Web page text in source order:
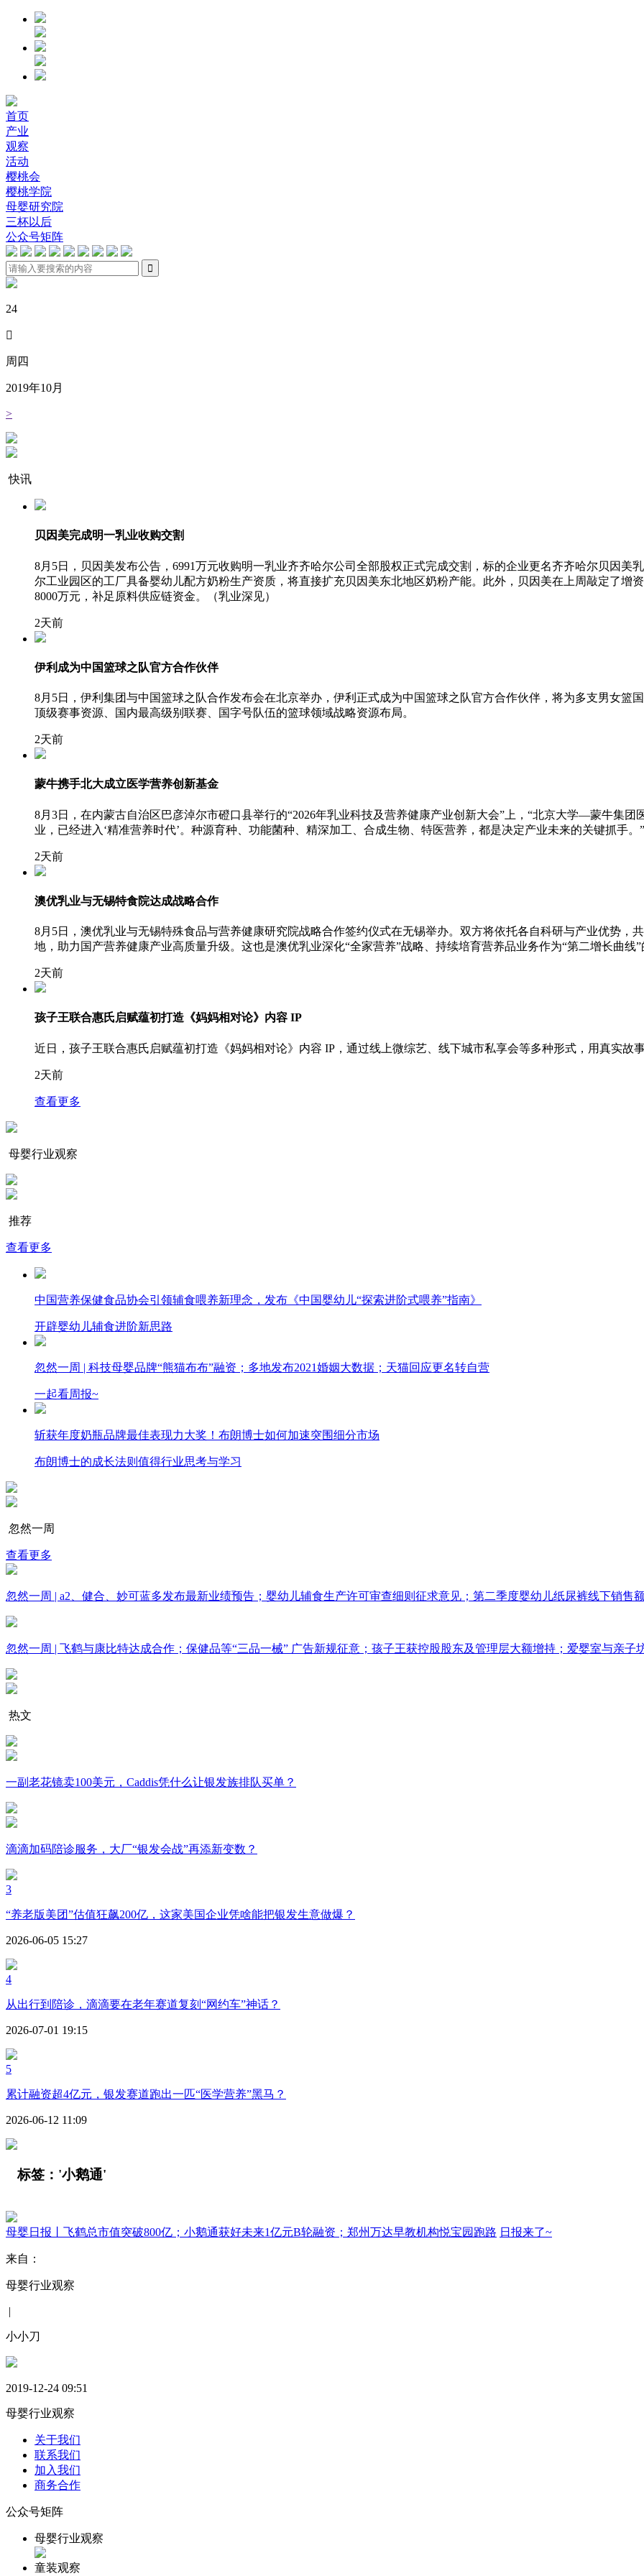
首页
产业
观察
活动
樱桃会
樱桃学院
母婴研究院
三杯以后
公众号矩阵

24

周四
2019年10月
>
快讯
贝因美完成明一乳业收购交割
8月5日，贝因美发布公告，6991万元收购明一乳业齐齐哈尔公司全部股权正式完成交割，标的企业更名齐齐哈尔贝因美
尔工业园区的工厂具备婴幼儿配方奶粉生产资质，将直接扩充贝因美东北地区奶粉产能。此外，贝因美在上周敲定了增
8000万元，补足原料供应链资金。（乳业深见）
2天前
伊利成为中国篮球之队官方合作伙伴
8月5日，伊利集团与中国篮球之队合作发布会在北京举办，伊利正式成为中国篮球之队官方合作伙伴，将为多支男女篮
顶级赛事资源、国内最高级别联赛、国字号队伍的篮球领域战略资源布局。
2天前
蒙牛携手北大成立医学营养创新基金
8月3日，在内蒙古自治区巴彦淖尔市磴口县举行的“2026年乳业科技及营养健康产业创新大会”上，“北京大学—蒙牛集
业，已经进入‘精准营养时代’。种源育种、功能菌种、精深加工、合成生物、特医营养，都是决定产业未来的关键抓手。”
2天前
澳优乳业与无锡特食院达成战略合作
8月5日，澳优乳业与无锡特殊食品与营养健康研究院战略合作签约仪式在无锡举办。双方将依托各自科研与产业优势，
地，助力国产营养健康产业高质量升级。这也是澳优乳业深化“全家营养”战略、持续培育营养品业务作为“第二增长曲线”
2天前
孩子王联合惠氏启赋蕴初打造《妈妈相对论》内容 IP
近日，孩子王联合惠氏启赋蕴初打造《妈妈相对论》内容 IP，通过线上微综艺、线下城市私享会等多种形式，用真实故
2天前
查看更多
母婴行业观察
推荐
查看更多
中国营养保健食品协会引领辅食喂养新理念，发布《中国婴幼儿“探索进阶式喂养”指南》
开辟婴幼儿辅食进阶新思路
忽然一周 |​​ 科技母婴品牌“熊猫布布”融资；​多地发布2021婚姻大数据；天猫回应更名转自营
一起看周报~
斩获年度奶瓶品牌最佳表现力大奖！布朗博士如何加速突围细分市场
布朗博士的成长法则值得行业思考与学习
忽然一周
查看更多
忽然一周 | a2、健合、妙可蓝多发布最新业绩预告；婴幼儿辅食生产许可审查细则征求意见；第二季度婴幼儿纸尿裤线下销售
忽然一周 | 飞鹤与康比特达成合作；保健品等“三品一械” 广告新规征意；孩子王获控股股东及管理层大额增持；爱婴室与亲子
热文
一副老花镜卖100美元，Caddis凭什么让银发族排队买单？
滴滴加码陪诊服务，大厂“银发会战”再添新变数？
3
“养老版美团”估值狂飙200亿，这家美国企业凭啥能把银发生意做爆？
2026-06-05 15:27
4
从出行到陪诊，滴滴要在老年赛道复刻“网约车”神话？
2026-07-01 19:15
5
累计融资超4亿元，银发赛道跑出一匹“医学营养”黑马？
2026-06-12 11:09
标签： '小鹅通'
母婴日报丨飞鹤总市值突破800亿；小鹅通获好未来1亿元B轮融资；郑州万达早教机构悦宝园跑路 日报来了~
来自：
母婴行业观察
|
小小刀
2019-12-24 09:51
母婴行业观察
关于我们
联系我们
加入我们
商务合作
公众号矩阵
母婴行业观察
童装观察